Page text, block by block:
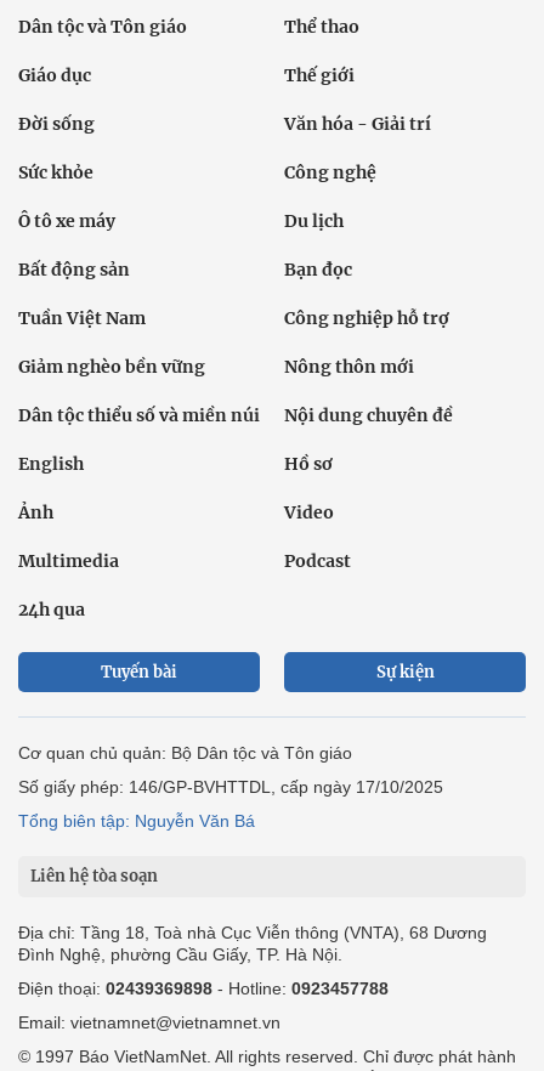
Dân tộc và Tôn giáo Thể thao
Giáo dục Thế giới
Đời sống Văn hóa - Giải trí
Sức khỏe Công nghệ
Ô tô xe máy Du lịch
Bất động sản Bạn đọc
Tuần Việt Nam Công nghiệp hỗ trợ
Giảm nghèo bền vững Nông thôn mới
Dân tộc thiểu số và miền núi Nội dung chuyên đề
English Hồ sơ
Ảnh Video
Multimedia Podcast
24h qua
Tuyến bài Sự kiện
Cơ quan chủ quản: Bộ Dân tộc và Tôn giáo
Số giấy phép: 146/GP-BVHTTDL, cấp ngày 17/10/2025
Tổng biên tập: Nguyễn Văn Bá
Liên hệ tòa soạn
Địa chỉ: Tầng 18, Toà nhà Cục Viễn thông (VNTA), 68 Dương
Đình Nghệ, phường Cầu Giấy, TP. Hà Nội.
Điện thoại: 02439369898 - Hotline: 0923457788
Email: vietnamnet@vietnamnet.vn
© 1997 Báo VietNamNet. All rights reserved. Chỉ được phát hành